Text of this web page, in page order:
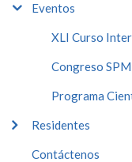
Eventos
XLI Curso
Congreso
Programa
Residentes
Contáctenos